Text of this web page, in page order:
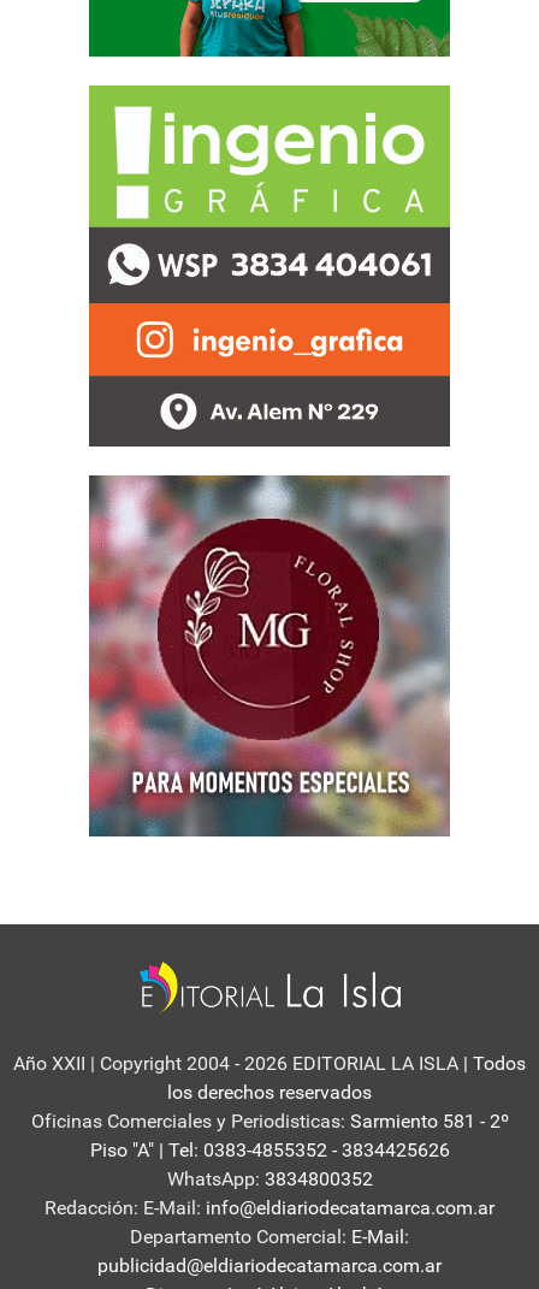
Año XXII | Copyright 2004 - 2026 EDITORIAL LA ISLA | Todos
los derechos reservados
Oficinas Comerciales y Periodisticas: Sarmiento 581 - 2º
Piso "A" | Tel: 0383-4855352 - 3834425626
WhatsApp: 3834800352
Redacción: E-Mail: info@eldiariodecatamarca.com.ar
Departamento Comercial: E-Mail:
publicidad@eldiariodecatamarca.com.ar